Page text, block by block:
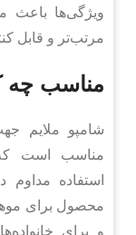
ویژگی‌ها
مرتب‌تر و قابل
مناسب چه
شامپو ملایم
مناسب است که
استفاده
محصول برای
و برای